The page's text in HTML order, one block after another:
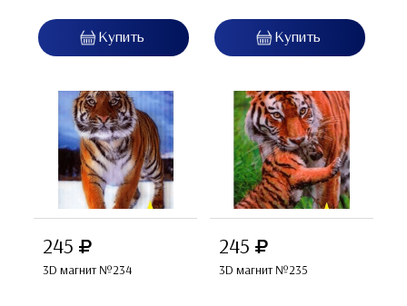
245
3D магнит №234
245
3D магнит №235